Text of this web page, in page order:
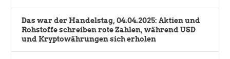
Das war der Handelstag, 04.04.2025: Aktien und
Rohstoffe schreiben rote Zahlen, während USD
und Kryptowährungen sich erholen